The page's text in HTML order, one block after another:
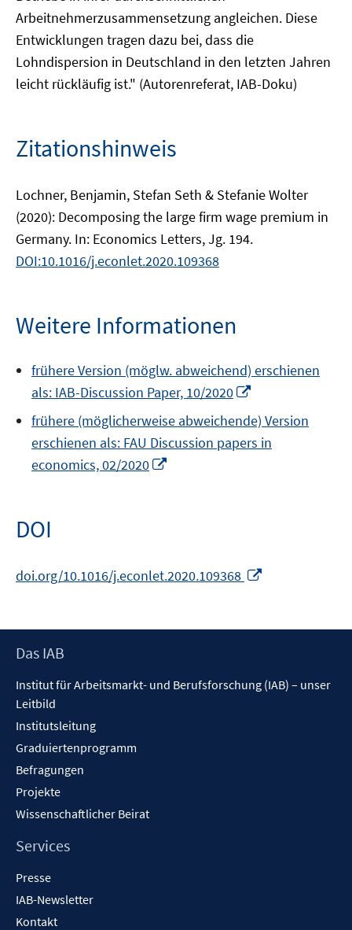
Arbeitnehmerzusammensetzung angleichen. Diese
Entwicklungen tragen dazu bei, dass die
Lohndispersion in Deutschland in den letzten Jahren
leicht rückläufig ist." (Autorenreferat, IAB-Doku)
Zitationshinweis
Lochner, Benjamin, Stefan Seth & Stefanie Wolter
(2020): Decomposing the large firm wage premium in
Germany. In: Economics Letters, Jg. 194.
DOI:10.1016/j.econlet.2020.109368
Weitere Informationen
frühere Version (möglw. abweichend) erschienen
als: IAB-Discussion Paper, 10/2020
Fenster
öffnen
frühere (möglicherweise abweichende) Version
erschienen als: FAU Discussion papers in
economics, 02/2020
DOI
doi.org/10.1016/j.econlet.2020.109368
öffnen
Footer
Das IAB
Institut für Arbeitsmarkt- und Berufsforschung (IAB) – unser
Leitbild
Institutsleitung
Graduiertenprogramm
Befragungen
Projekte
Wissenschaftlicher Beirat
Services
Presse
IAB-Newsletter
Kontakt